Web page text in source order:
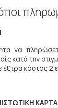
να
κατά την
έξτρα κόστος 2
ΚΑΡΤΑ